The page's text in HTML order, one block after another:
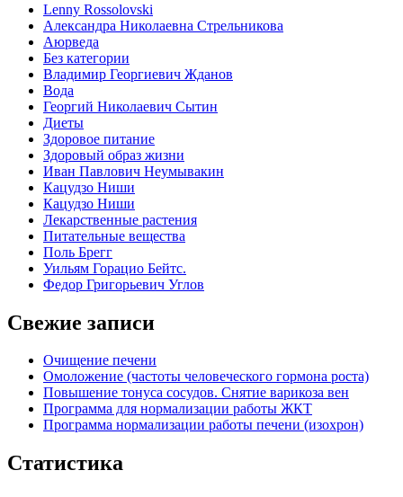
Lenny Rossolovski
Александра Николаевна Стрельникова
Аюрведа
Без категории
Владимир Георгиевич Жданов
Вода
Георгий Николаевич Сытин
Диеты
Здоровое питание
Здоровый образ жизни
Иван Павлович Неумывакин
Кацудзо Ниши
Кацудзо Ниши
Лекарственные растения
Питательные вещества
Поль Брегг
Уильям Горацио Бейтс.
Федор Григорьевич Углов
Свежие записи
Очищение печени
Омоложение (частоты человеческого гормона роста)
Повышение тонуса сосудов. Снятие варикоза вен
Программа для нормализации работы ЖКТ
Программа нормализации работы печени (изохрон)
Статистика